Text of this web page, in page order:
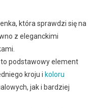
która sprawdzi się na
z eleganckimi
podstawowy element
kroju i koloru
jak i bardziej